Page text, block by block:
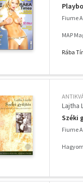
Fiume
MAP
Rába
Lajtha
Széki
Fiume